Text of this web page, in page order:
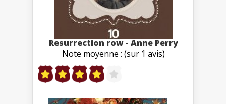
Resurrection row - Anne Perry
Note moyenne : (sur 1 avis)